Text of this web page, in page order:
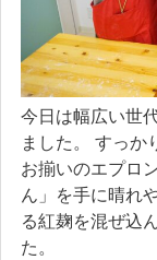
今日は幅広い世
ました。 すっか
お揃いのエプロ
ん」を手に晴れ
る紅麹を混ぜ込
た。